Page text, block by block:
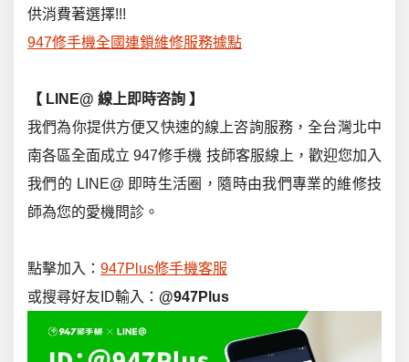
供消費著選擇!!!
947修手機全國連鎖維修服務據點
【 LINE@ 線上即時咨詢 】
我們為你提供方便又快速的線上咨詢服務，全台灣北中
南各區全面成立 947修手機 技師客服線上，歡迎您加入
我們的 LINE@ 即時生活圈，隨時由我們專業的維修技
師為您的愛機問診。
點擊加入： 947Plus修手機客服
或搜尋好友ID輸入： @947Plus